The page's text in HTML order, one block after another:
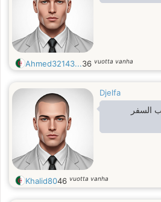
Ahmed32143...36 vuotta vanha
Djelfa
السفر
Khalid8046 vuotta vanha